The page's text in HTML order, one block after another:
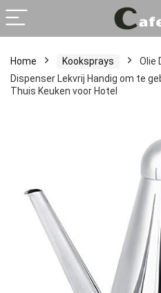
Home Kooksprays
Olie
Dispenser Lekvrij Handig om te
Thuis Keuken voor Hotel